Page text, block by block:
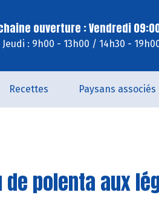
ouverture : Vendredi
Jeudi : 9h00 - 13h00 / 14h30 -
Recettes Paysans associés
de polenta aux